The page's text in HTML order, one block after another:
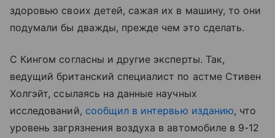
здоровью своих детей, сажая их в машину, то они
подумали бы дважды, прежде чем это сделать.
С Кингом согласны и другие эксперты. Так,
ведущий британский специалист по астме Стивен
Холгэйт, ссылаясь на данные научных
исследований, сообщил в интервью изданию, что
уровень загрязнения воздуха в автомобиле в 9-12